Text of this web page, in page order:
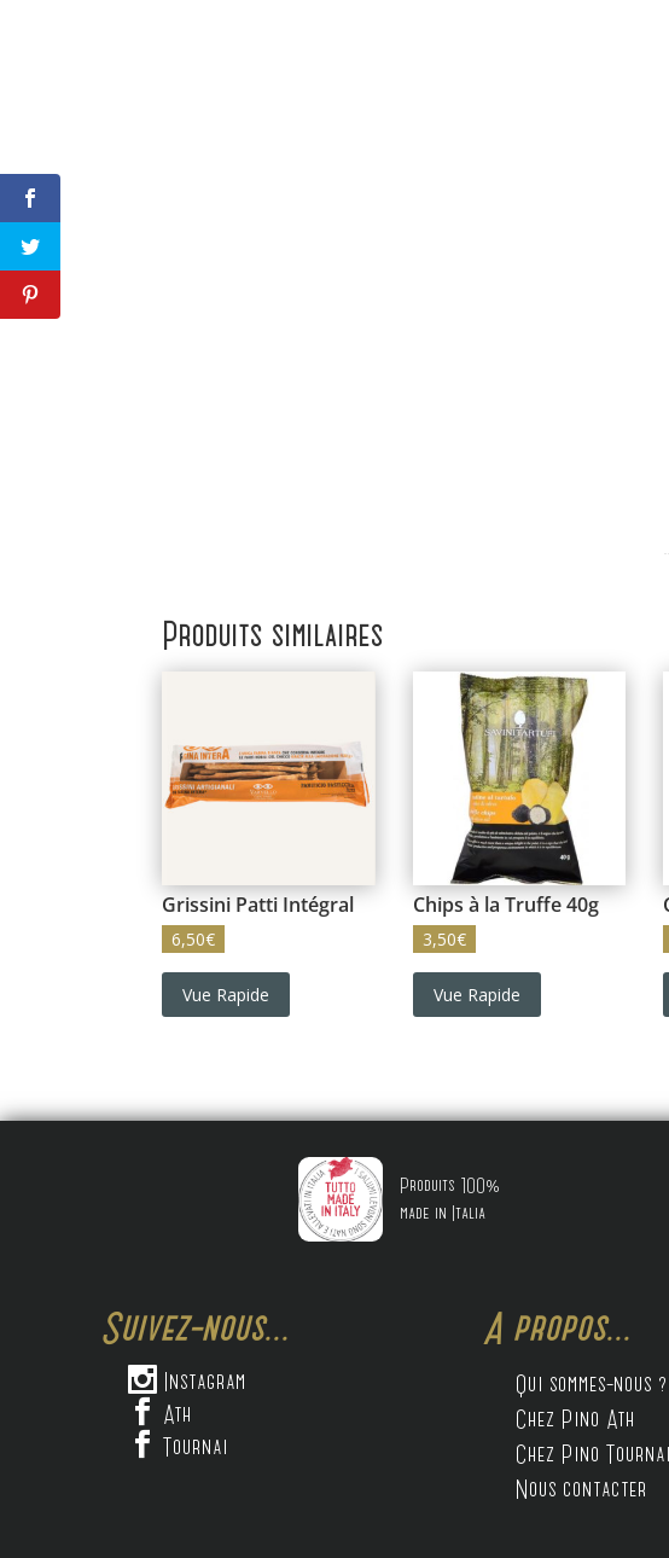
Produits similaires
Grissini Patti Intégral
6,50€
Vue Rapide
Chips à la Truffe 40g
3,50€
Vue Rapide
Produits 100%
made in Italia
Suivez-nous...
 Instagram
 Ath
 Tournai
A propos...
Qui sommes-nous ?
Chez Pino Ath
Chez Pino Tournai
Nous contacter